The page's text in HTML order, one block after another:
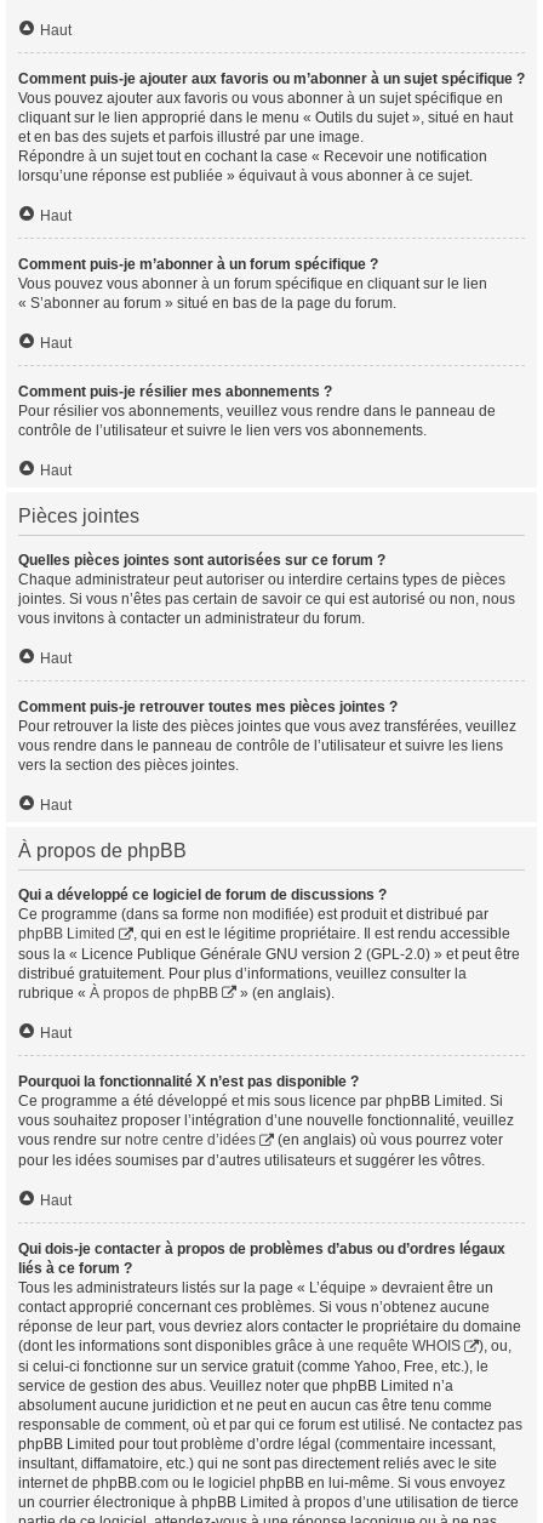
Haut
Comment puis-je ajouter aux favoris ou m’abonner à un sujet spécifique ?
Vous pouvez ajouter aux favoris ou vous abonner à un sujet spécifique en
cliquant sur le lien approprié dans le menu « Outils du sujet », situé en haut
et en bas des sujets et parfois illustré par une image.
Répondre à un sujet tout en cochant la case « Recevoir une notification
lorsqu’une réponse est publiée » équivaut à vous abonner à ce sujet.
Haut
Comment puis-je m’abonner à un forum spécifique ?
Vous pouvez vous abonner à un forum spécifique en cliquant sur le lien
« S’abonner au forum » situé en bas de la page du forum.
Haut
Comment puis-je résilier mes abonnements ?
Pour résilier vos abonnements, veuillez vous rendre dans le panneau de
contrôle de l’utilisateur et suivre le lien vers vos abonnements.
Haut
Pièces jointes
Quelles pièces jointes sont autorisées sur ce forum ?
Chaque administrateur peut autoriser ou interdire certains types de pièces
jointes. Si vous n’êtes pas certain de savoir ce qui est autorisé ou non, nous
vous invitons à contacter un administrateur du forum.
Haut
Comment puis-je retrouver toutes mes pièces jointes ?
Pour retrouver la liste des pièces jointes que vous avez transférées, veuillez
vous rendre dans le panneau de contrôle de l’utilisateur et suivre les liens
vers la section des pièces jointes.
Haut
À propos de phpBB
Qui a développé ce logiciel de forum de discussions ?
Ce programme (dans sa forme non modifiée) est produit et distribué par
phpBB Limited
, qui en est le légitime propriétaire. Il est rendu accessible
sous la « Licence Publique Générale GNU version 2 (GPL-2.0) » et peut être
distribué gratuitement. Pour plus d’informations, veuillez consulter la
rubrique « À propos de phpBB » (en anglais).
Haut
Pourquoi la fonctionnalité X n’est pas disponible ?
Ce programme a été développé et mis sous licence par phpBB Limited. Si
vous souhaitez proposer l’intégration d’une nouvelle fonctionnalité, veuillez
vous rendre sur notre centre d’idées
(en anglais) où vous pourrez voter
pour les idées soumises par d’autres utilisateurs et suggérer les vôtres.
Haut
Qui dois-je contacter à propos de problèmes d’abus ou d’ordres légaux
liés à ce forum ?
Tous les administrateurs listés sur la page « L’équipe » devraient être un
contact approprié concernant ces problèmes. Si vous n’obtenez aucune
réponse de leur part, vous devriez alors contacter le propriétaire du domaine
(dont les informations sont disponibles grâce à une requête WHOIS
), ou,
si celui-ci fonctionne sur un service gratuit (comme Yahoo, Free, etc.), le
service de gestion des abus. Veuillez noter que phpBB Limited n’a
absolument aucune juridiction et ne peut en aucun cas être tenu comme
responsable de comment, où et par qui ce forum est utilisé. Ne contactez pas
phpBB Limited pour tout problème d’ordre légal (commentaire incessant,
insultant, diffamatoire, etc.) qui ne sont pas directement reliés avec le site
internet de phpBB.com ou le logiciel phpBB en lui-même. Si vous envoyez
un courrier électronique à phpBB Limited à propos d’une utilisation de tierce